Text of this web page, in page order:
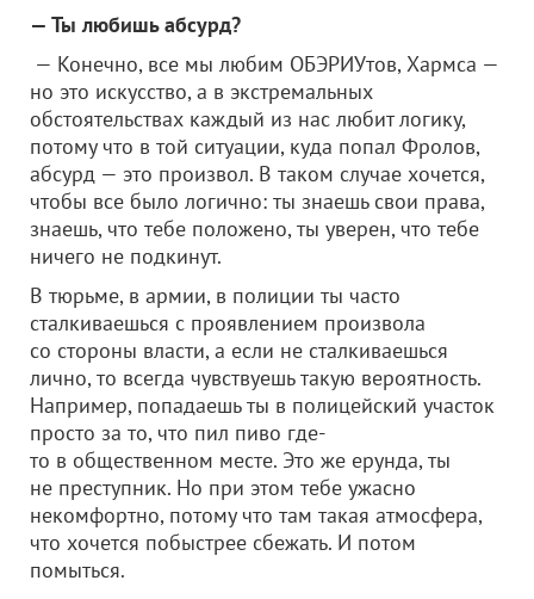
— Ты любишь абсурд?
— Конечно, все мы любим ОБЭРИУтов, Хармса —
но это искусство, а в экстремальных
обстоятельствах каждый из нас любит логику,
потому что в той ситуации, куда попал Фролов,
абсурд — это произвол. В таком случае хочется,
чтобы все было логично: ты знаешь свои права,
знаешь, что тебе положено, ты уверен, что тебе
ничего не подкинут.
В тюрьме, в армии, в полиции ты часто
сталкиваешься с проявлением произвола
со стороны власти, а если не сталкиваешься
лично, то всегда чувствуешь такую вероятность.
Например, попадаешь ты в полицейский участок
просто за то, что пил пиво где-
то в общественном месте. Это же ерунда, ты
не преступник. Но при этом тебе ужасно
некомфортно, потому что там такая атмосфера,
что хочется побыстрее сбежать. И потом
помыться.